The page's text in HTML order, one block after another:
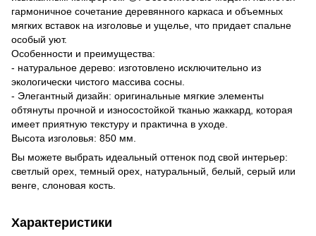
гармоничное сочетание деревянного каркаса и объемных
мягких вставок на изголовье и ущелье, что придает спальне
особый уют.
Особенности и преимущества:
- натуральное дерево: изготовлено исключительно из
экологически чистого массива сосны.
- Элегантный дизайн: оригинальные мягкие элементы
обтянуты прочной и износостойкой тканью жаккард, которая
имеет приятную текстуру и практична в уходе.
Высота изголовья: 850 мм.
Вы можете выбрать идеальный оттенок под свой интерьер:
светлый орех, темный орех, натуральный, белый, серый или
венге, слоновая кость.
Характеристики